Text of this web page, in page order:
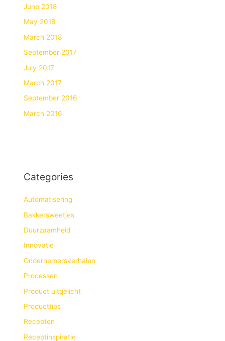
June 2018
May 2018
March 2018
September 2017
July 2017
March 2017
September 2016
March 2016
Categories
Automatisering
Bakkersweetjes
Duurzaamheid
Innovatie
Ondernemersverhalen
Processen
Product uitgelicht
Producttips
Recepten
Receptinspiratie